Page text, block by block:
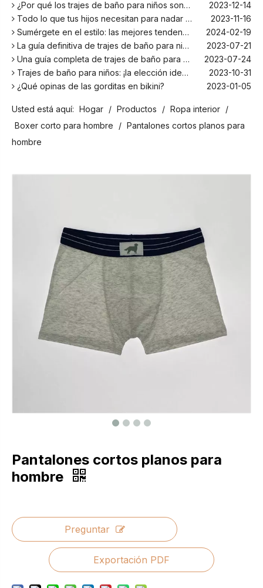
¿Por qué los trajes de baño para niños son más cómodos con elastano?
2023-12-14
Todo lo que tus hijos necesitan para nadar este verano
2023-11-16
Sumérgete en el estilo: las mejores tendencias en trajes de baño para niños de la temporada
2024-02-19
La guía definitiva de trajes de baño para niños: comodidad, diseño y seguridad
2023-07-21
Una guía completa de trajes de baño para niños: comodidad, estilo y seguridad para divertirse bajo el sol
2023-07-24
Trajes de baño para niños: ¡la elección ideal para tus hijos!
2023-10-31
¿Qué opinas de las gorditas en bikini?
2023-01-05
¡El principal fabricante de trajes de baño en Bali!
2024-02-22
¡Date un chapuzón con los trajes de baño para niños más populares de la temporada!
2024-02-02
Como cualquier otro traje, el bañador infantil: un espacio agradable para relajarse en la playa
Todo lo que tus hijos necesitan para nadar este verano
2023-11-16
Usted está aquí: Hogar / Productos / Ropa interior /
Boxer corto para hombre
/ Pantalones cortos planos para
hombre
Pantalones cortos planos para
hombre
Preguntar
Exportación PDF